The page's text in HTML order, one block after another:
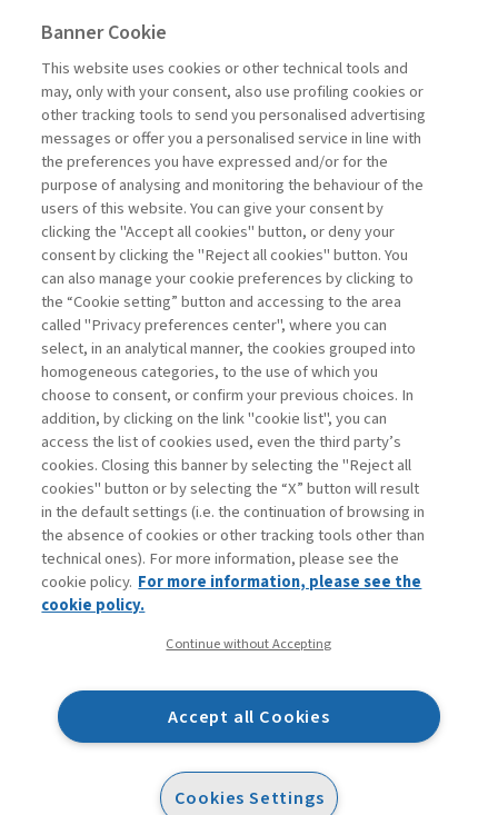
HIGHLIGHTS
GUARDARE AL DOMANI. UNA
NUOVA PEOPLE ...
di Giovanni Valotti
La consultazione dei libri è riservata esclusivamente
agli abbonati Premium
Legenda: Accedi Per registrati Per abbonati
Contatti
Abbonamenti
Archivio rubriche
Privacy
Dichiarazione di accessibilità
Mappa del sito
Banner Cookie
This website uses cookies or other technical tools and
may, only with your consent, also use profiling cookies or
other tracking tools to send you personalised advertising
messages or offer you a personalised service in line with
the preferences you have expressed and/or for the
purpose of analysing and monitoring the behaviour of the
users of this website. You can give your consent by
clicking the "Accept all cookies" button, or deny your
consent by clicking the "Reject all cookies" button. You
can also manage your cookie preferences by clicking to
the “Cookie setting” button and accessing to the area
called "Privacy preferences center", where you can
select, in an analytical manner, the cookies grouped into
homogeneous categories, to the use of which you
choose to consent, or confirm your previous choices. In
addition, by clicking on the link "cookie list", you can
access the list of cookies used, even the third party’s
cookies. Closing this banner by selecting the "Reject all
cookies" button or by selecting the “X” button will result
in the default settings (i.e. the continuation of browsing in
the absence of cookies or other tracking tools other than
technical ones). For more information, please see the
cookie policy. For more information, please see the
cookie policy.
Continue without Accepting
Accept all Cookies
Cookies Settings